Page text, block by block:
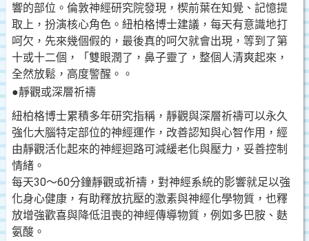
響的部位。倫敦神經研究院發現，楔前葉在知覺、記憶提
取上，扮演核心角色。紐柏格博士建議，每天有意識地打
呵欠，先來幾個假的，最後真的呵欠就會出現，等到了第
十或十二個，「雙眼潤了，鼻子靈了，整個人清爽起來，
全然放鬆，高度警醒。。
●靜觀或深層祈禱
紐柏格博士累積多年研究指稱，靜觀與深層祈禱可以永久
強化大腦特定部位的神經運作，改善認知與心智作用，經
由靜觀活化起來的神經迴路可減緩老化與壓力，妥善控制
情緒。
每天30～60分鐘靜觀或祈禱，對神經系統的影響就足以強
化身心健康，有助釋放抗壓的激素與神經化學物質，也釋
放增強歡喜與降低沮喪的神經傳導物質，例如多巴胺、麩
氨酸。